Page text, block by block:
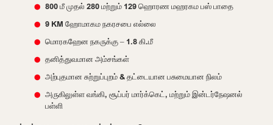
800 மீ முதல் 280 மற்றும் 129 ஹொரண மஹரகம பஸ் பாதை
9 KM ஹோமாகம நகரசபை எல்லை
மொரகஹேன நகருக்கு – 1.8 கி.மீ
தனித்துவமான அம்சங்கள்
அற்புதமான சுற்றுப்புறம் & தட்டையான பசுமையான நிலம்
அருகிலுள்ள வங்கி, சூப்பர் மார்க்கெட், மற்றும் இன்டர்நேஷனல்
பள்ளி